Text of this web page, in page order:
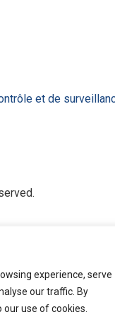
experience, serve
our traffic. By
use of cookies.
et de